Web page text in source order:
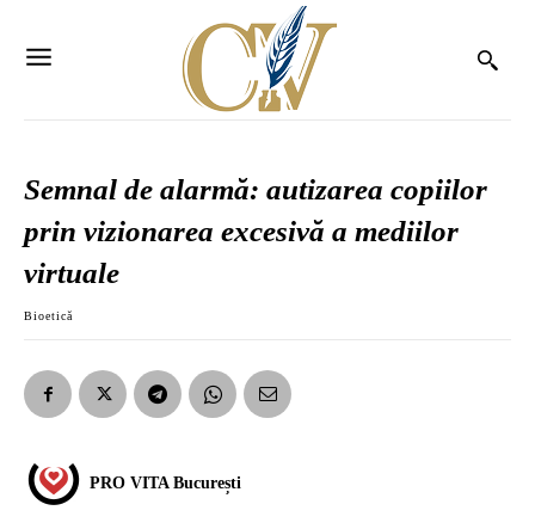
Semnal de alarmă: autizarea copiilor
prin vizionarea excesivă a mediilor
virtuale
Bioetică
PRO VITA București